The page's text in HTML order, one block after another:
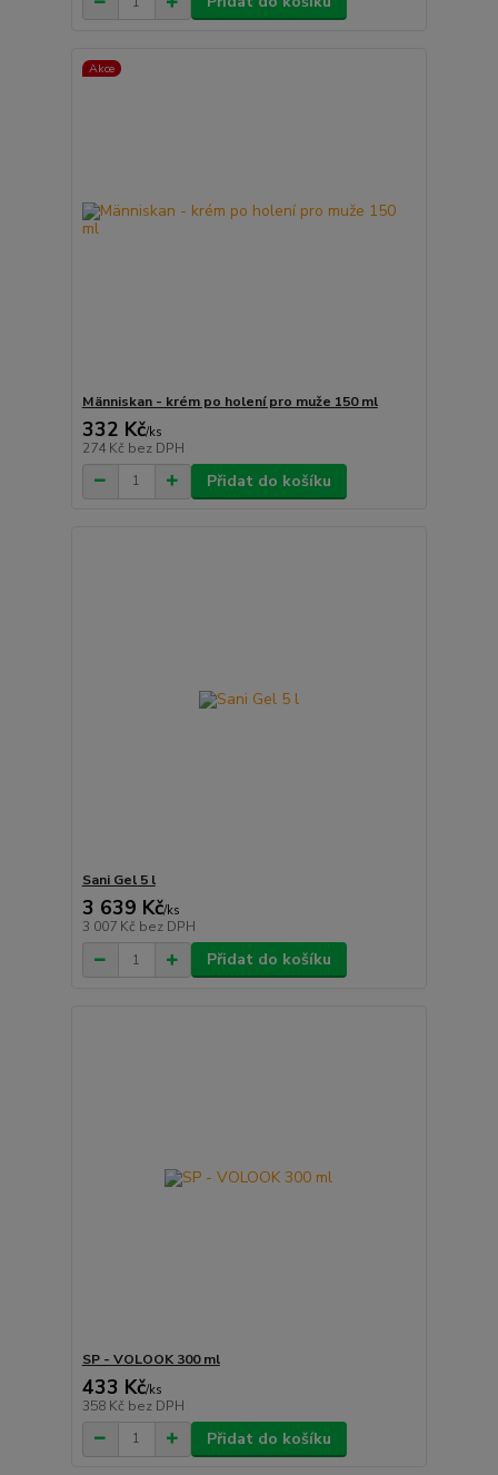
Akce
Människan - krém po holení pro muže 150 ml
332 Kč/ks
274 Kč bez DPH
Přidat do košíku
Sani Gel 5 l
3 639 Kč/ks
3 007 Kč bez DPH
Přidat do košíku
SP - VOLOOK 300 ml
433 Kč/ks
358 Kč bez DPH
Přidat do košíku